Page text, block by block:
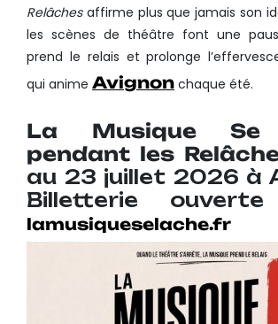
Relâchesaffirme plus que jamais son
les scènes de théâtre font une
prend le relais et prolonge
qui anime Avignon chaque été.
La Musique Se
pendant les
au 23 juillet 2026 à
Billetterie
lamusiqueselache.fr